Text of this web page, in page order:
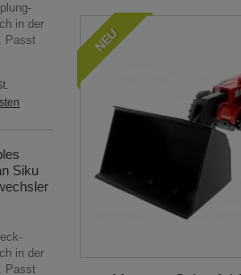
in der
Passt
Siku
in der
Passt
NEU